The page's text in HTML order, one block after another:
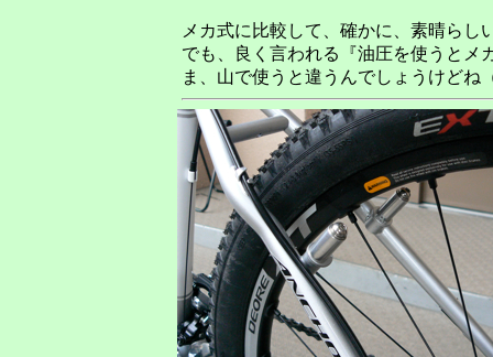
メカ式に比較して、確かに、素晴らし
でも、良く言われる『油圧を使うとメ
ま、山で使うと違うんでしょうけどね